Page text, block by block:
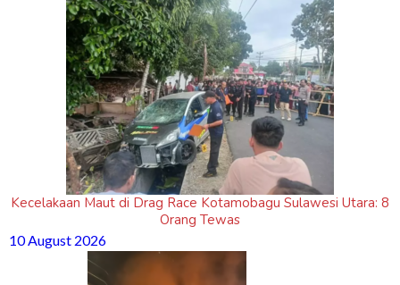
Kecelakaan Maut di Drag Race Kotamobagu Sulawesi Utara: 8
Orang Tewas
10 August 2026